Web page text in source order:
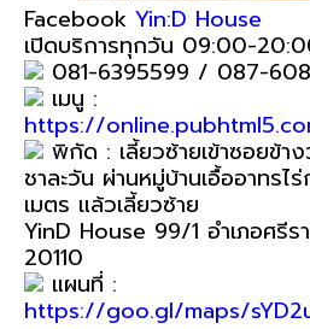
Facebook Yin:D House
เปิดบริการทุกวัน 09:00-
081-6395599 / 087-
เมนู :
https://
พิกัด : เลี้ยวซ้ายเข้าซอยข้า
ชาละวัน ผ่านหมู่บ้านเอื้ออาทร
เมตร แล้วเลี้ยวซ้าย
YinD House 99/1 อำเภอศรี
20110
แผนที่ :
https://goo.gl/maps/